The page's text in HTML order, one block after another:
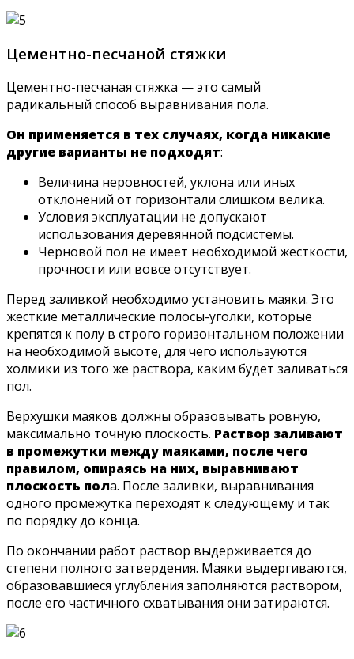
Цементно-песчаной стяжки
Цементно-песчаная стяжка — это самый
радикальный способ выравнивания пола.
Он применяется в тех случаях, когда никакие
другие варианты не подходят:
Величина неровностей, уклона или иных
отклонений от горизонтали слишком велика.
Условия эксплуатации не допускают
использования деревянной подсистемы.
Черновой пол не имеет необходимой жесткости,
прочности или вовсе отсутствует.
Перед заливкой необходимо установить маяки. Это
жесткие металлические полосы-уголки, которые
крепятся к полу в строго горизонтальном положении
на необходимой высоте, для чего используются
холмики из того же раствора, каким будет заливаться
пол.
Верхушки маяков должны образовывать ровную,
максимально точную плоскость. Раствор заливают
в промежутки между маяками, после чего
правилом, опираясь на них, выравнивают
плоскость пола. После заливки, выравнивания
одного промежутка переходят к следующему и так
по порядку до конца.
По окончании работ раствор выдерживается до
степени полного затвердения. Маяки выдергиваются,
образовавшиеся углубления заполняются раствором,
после его частичного схватывания они затираются.